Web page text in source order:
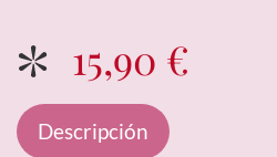
15,90 €
Descripción